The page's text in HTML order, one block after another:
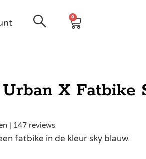
0
X Fatbike
| 147 reviews
fatbike in de kleur sky blauw.